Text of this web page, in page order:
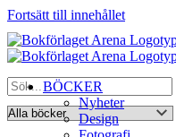
Fortsätt till innehållet
BÖCKER
Nyheter
Design